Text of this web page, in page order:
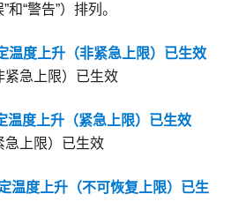
和“警告”）排列。
温度上升（非紧急上限）已生效
紧急上限）已生效
温度上升（紧急上限）已生效
急上限）已生效
温度上升（不可恢复上限）已生